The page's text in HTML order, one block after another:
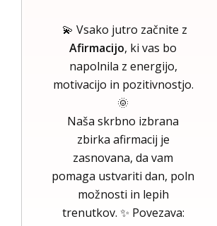
💫 Vsako jutro začnite z
Afirmacijo, ki vas bo
napolnila z energijo,
motivacijo in pozitivnostjo.
🌞
Naša skrbno izbrana
zbirka afirmacij je
zasnovana, da vam
pomaga ustvariti dan, poln
možnosti in lepih
trenutkov. ✨ Povezava: